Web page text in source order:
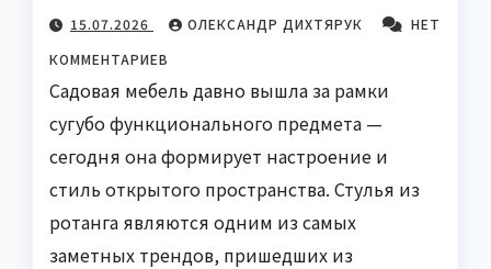
15.07.2026 ОЛЕКСАНДР ДИХТЯРУК
НЕТ
КОММЕНТАРИЕВ
Садовая мебель давно вышла за рамки
сугубо функционального предмета —
сегодня она формирует настроение и
стиль открытого пространства. Стулья из
ротанга являются одним из самых
заметных трендов, пришедших из